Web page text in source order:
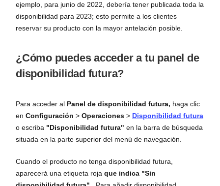
ejemplo, para junio de 2022, debería tener publicada toda la
disponibilidad para 2023; esto permite a los clientes
reservar su producto con la mayor antelación posible.
¿Cómo puedes acceder a tu panel de
disponibilidad futura?
Para acceder al Panel de disponibilidad futura, haga clic
en Configuración > Operaciones > Disponibilidad futura
o escriba "Disponibilidad futura" en la barra de búsqueda
situada en la parte superior del menú de navegación.
Cuando el producto no tenga disponibilidad futura,
aparecerá una etiqueta roja que indica "Sin